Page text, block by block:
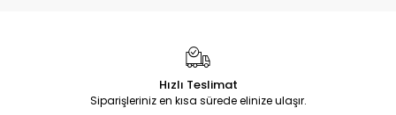
Hızlı Teslimat
Siparişleriniz en kısa sürede elinize ulaşır.